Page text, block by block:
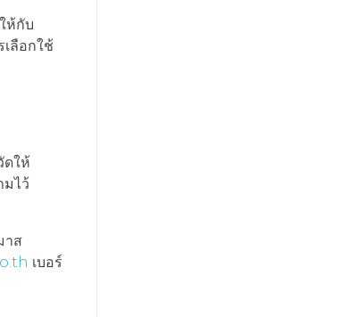
ห้กับ
ลือกใช้
ดให้
ไว้
าส
เบอร์